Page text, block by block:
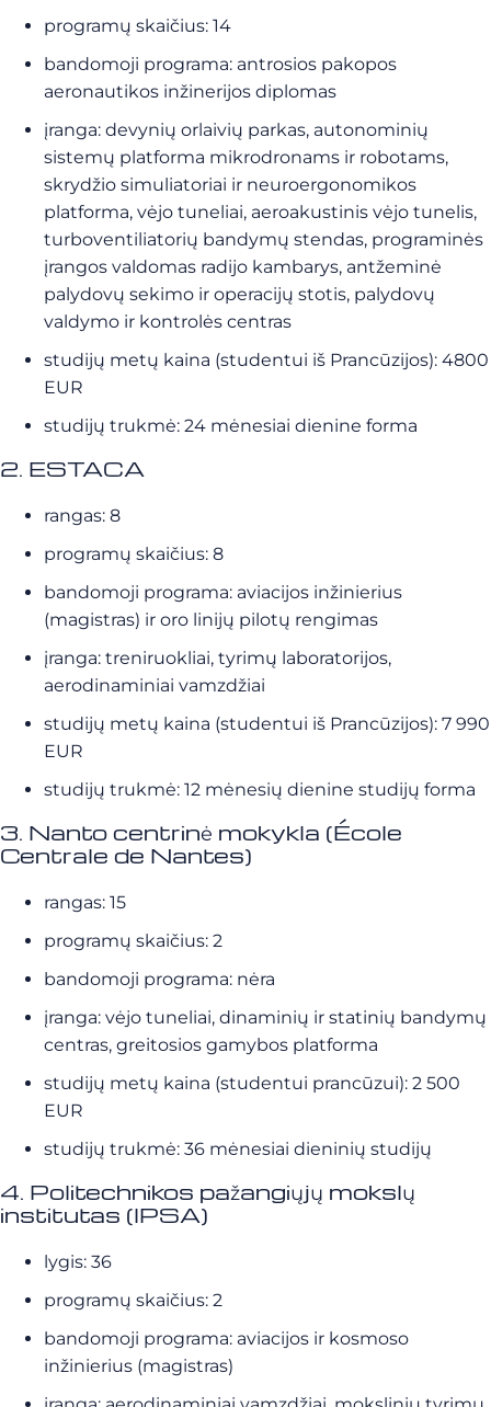
programų skaičius: 14
bandomoji programa: antrosios pakopos
aeronautikos inžinerijos diplomas
įranga: devynių orlaivių parkas, autonominių
sistemų platforma mikrodronams ir robotams,
skrydžio simuliatoriai ir neuroergonomikos
platforma, vėjo tuneliai, aeroakustinis vėjo tunelis,
turboventiliatorių bandymų stendas, programinės
įrangos valdomas radijo kambarys, antžeminė
palydovų sekimo ir operacijų stotis, palydovų
valdymo ir kontrolės centras
studijų metų kaina (studentui iš Prancūzijos): 4800
EUR
studijų trukmė: 24 mėnesiai dienine forma
2. ESTACA
rangas: 8
programų skaičius: 8
bandomoji programa: aviacijos inžinierius
(magistras) ir oro linijų pilotų rengimas
įranga: treniruokliai, tyrimų laboratorijos,
aerodinaminiai vamzdžiai
studijų metų kaina (studentui iš Prancūzijos): 7 990
EUR
studijų trukmė: 12 mėnesių dienine studijų forma
3. Nanto centrinė mokykla (École
Centrale de Nantes)
rangas: 15
programų skaičius: 2
bandomoji programa: nėra
įranga: vėjo tuneliai, dinaminių ir statinių bandymų
centras, greitosios gamybos platforma
studijų metų kaina (studentui prancūzui): 2 500
EUR
studijų trukmė: 36 mėnesiai dieninių studijų
4. Politechnikos pažangiųjų mokslų
institutas (IPSA)
lygis: 36
programų skaičius: 2
bandomoji programa: aviacijos ir kosmoso
inžinierius (magistras)